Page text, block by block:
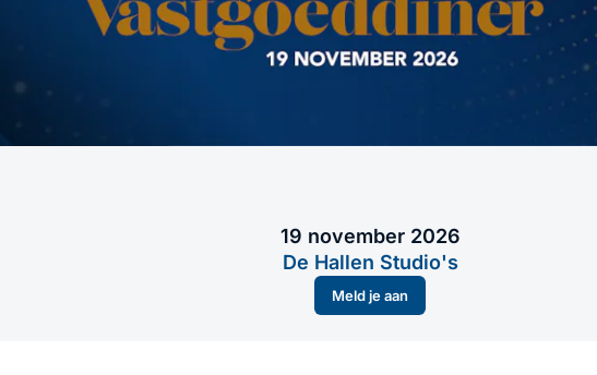
19 november 2026
De Hallen Studio's
Meld je aan